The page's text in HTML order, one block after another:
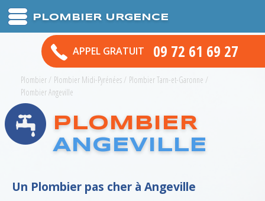
PLOMBIER URGENCE
APPEL GRATUIT 09 72 61 69 27
Plombier/ Plombier Midi-Pyrénées/ Plombier Tarn-et-Garonne /
Plombier Angeville
PLOMBIER
ANGEVILLE
Un Plombier pas cher à Angeville